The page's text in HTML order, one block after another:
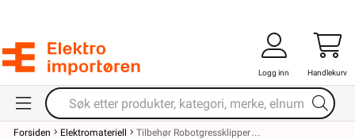
Logg inn Handlekurv
Forsiden Elektromateriell Tilbehør Robotgressklipper